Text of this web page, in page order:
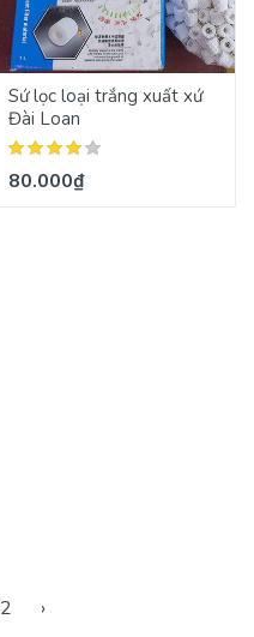
Sứ lọc loại trắng xuất xứ
Đài Loan
80.000₫
2 ›